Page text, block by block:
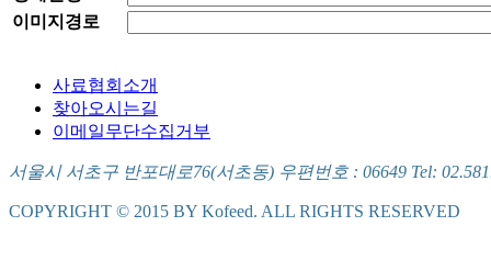
이미지경로
사료협회소개
찾아오시는길
이메일무단수집거부
서울시 서초구 반포대로76(서초동) 우편번호 : 06649 Tel:
COPYRIGHT © 2015 BY Kofeed. ALL RIGHTS RESERVED